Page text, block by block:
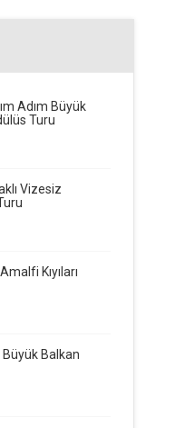
Adım Büyük
Turu
Vizesiz
Kıyıları
Balkan